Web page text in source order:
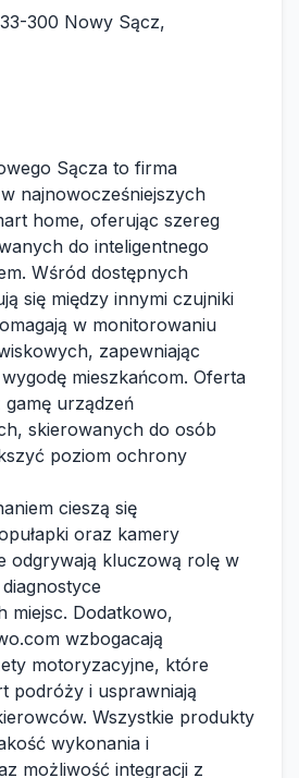
300 Nowy Sącz,
Sącza to firma
najnowocześniejszych
home, oferując szereg
do inteligentnego
Wśród dostępnych
się między innymi czujniki
w monitorowaniu
zapewniając
mieszkańcom. Oferta
urządzeń
skierowanych do osób
poziom ochrony
cieszą się
oraz kamery
odgrywają kluczową rolę w
miejsc. Dodatkowo,
wzbogacają
motoryzacyjne, które
podróży i usprawniają
Wszystkie produkty
wykonania i
możliwość integracji z